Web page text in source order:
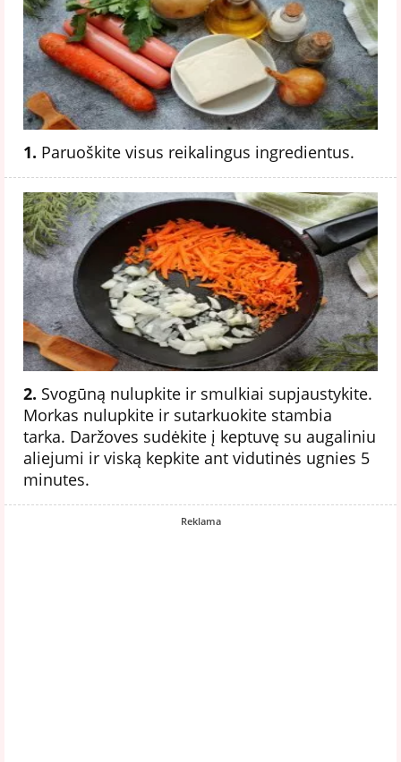
1. Paruoškite visus reikalingus ingredientus.
2. Svogūną nulupkite ir smulkiai supjaustykite.
Morkas nulupkite ir sutarkuokite stambia
tarka. Daržoves sudėkite į keptuvę su augaliniu
aliejumi ir viską kepkite ant vidutinės ugnies 5
minutes.
Reklama